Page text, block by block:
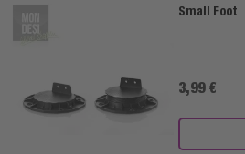
Small Foot
3,99 €